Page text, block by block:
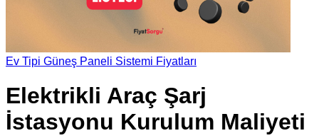
Ev Tipi Güneş Paneli Sistemi Fiyatları
Elektrikli Araç Şarj
İstasyonu Kurulum Maliyeti